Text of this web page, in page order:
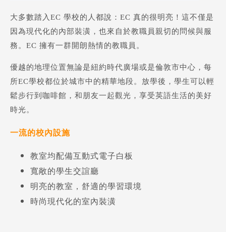
大多數踏入EC 學校的人都說：EC 真的很明亮！這不僅是
因為現代化的內部裝潢，也來自於教職員親切的問候與服
務。EC 擁有一群開朗熱情的教職員。
優越的地理位置無論是紐約時代廣場或是倫敦市中心，每
所EC學校都位於城市中的精華地段。放學後，學生可以輕
鬆步行到咖啡館，和朋友一起觀光，享受英語生活的美好
時光。
一流的校內設施
教室均配備互動式電子白板
寬敞的學生交誼廳
明亮的教室，舒適的學習環境
時尚現代化的室內裝潢